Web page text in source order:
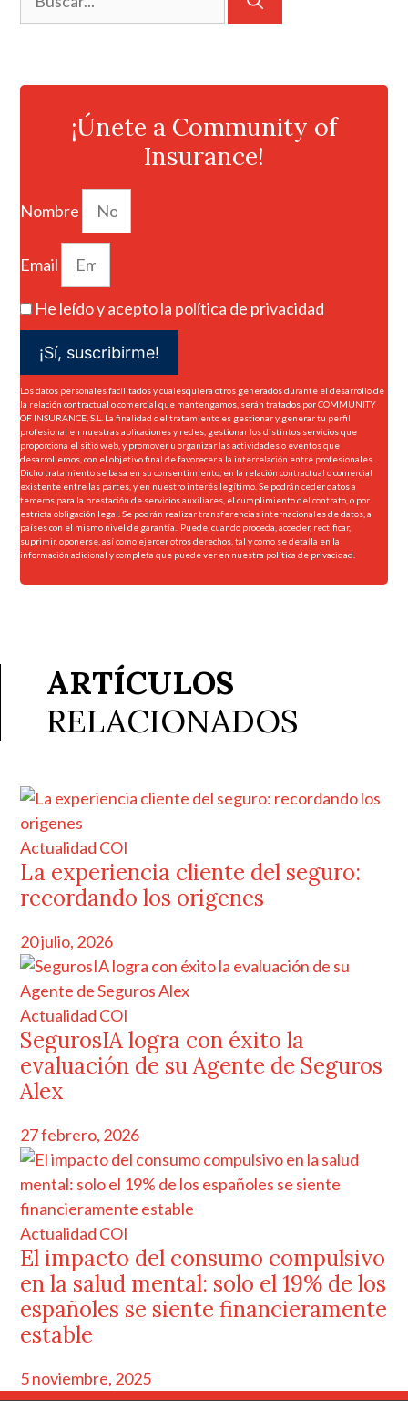
¡Únete a Community of
Insurance!
Nombre
Email
He leído y acepto la política de privacidad
¡Sí, suscribirme!
Los datos personales facilitados y cualesquiera otros generados durante el desarrollo de
la relación contractual o comercial que mantengamos, serán tratados por COMMUNITY
OF INSURANCE, S.L. La finalidad del tratamiento es gestionar y generar tu perfil
profesional en nuestras aplicaciones y redes, gestionar los distintos servicios que
proporciona el sitio web, y promover u organizar las actividades o eventos que
desarrollemos, con el objetivo final de favorecer a la interrelación entre profesionales.
Dicho tratamiento se basa en su consentimiento, en la relación contractual o comercial
existente entre las partes, y en nuestro interés legítimo. Se podrán ceder datos a
terceros para la prestación de servicios auxiliares, el cumplimiento del contrato, o por
estricta obligación legal. Se podrán realizar transferencias internacionales de datos, a
países con el mismo nivel de garantía.. Puede, cuando proceda, acceder, rectificar,
suprimir, oponerse, así como ejercer otros derechos, tal y como se detalla en la
información adicional y completa que puede ver en nuestra política de privacidad.
ARTÍCULOS
RELACIONADOS
Actualidad COI
La experiencia cliente del seguro:
recordando los origenes
20 julio, 2026
Actualidad COI
SegurosIA logra con éxito la
evaluación de su Agente de Seguros
Alex
27 febrero, 2026
Actualidad COI
El impacto del consumo compulsivo
en la salud mental: solo el 19% de los
españoles se siente financieramente
estable
5 noviembre, 2025